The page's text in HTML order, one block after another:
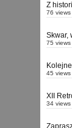
Z
76 views
Skwar,
75 views
45 views
XII
34 views